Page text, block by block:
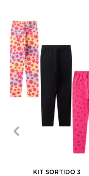
2 6
KIT SORTIDO 3